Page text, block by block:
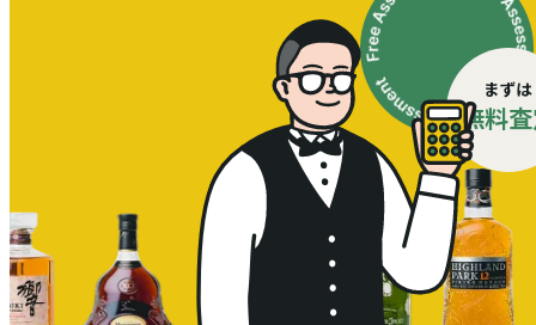
まずは
無料